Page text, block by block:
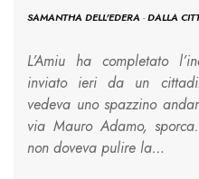
SAMANTHA DELL'EDERA-DALLA
L’Amiu ha completato
inviato ieri da un
vedeva uno spazzino
via Mauro Adamo,
non doveva pulire la…